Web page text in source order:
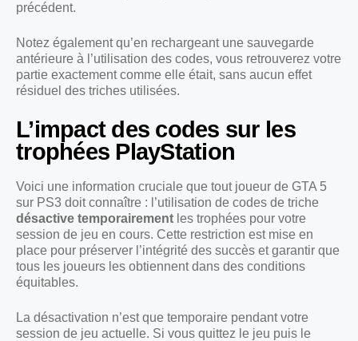
précédent.
Notez également qu’en rechargeant une sauvegarde
antérieure à l’utilisation des codes, vous retrouverez votre
partie exactement comme elle était, sans aucun effet
résiduel des triches utilisées.
L’impact des codes sur les
trophées PlayStation
Voici une information cruciale que tout joueur de GTA 5
sur PS3 doit connaître : l’utilisation de codes de triche
désactive temporairement les trophées pour votre
session de jeu en cours. Cette restriction est mise en
place pour préserver l’intégrité des succès et garantir que
tous les joueurs les obtiennent dans des conditions
équitables.
La désactivation n’est que temporaire pendant votre
session de jeu actuelle. Si vous quittez le jeu puis le